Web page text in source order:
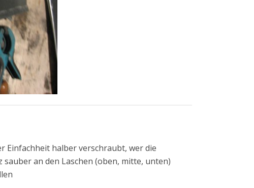
Einfachheit halber verschraubt, wer die
an den Laschen (oben, mitte, unten)